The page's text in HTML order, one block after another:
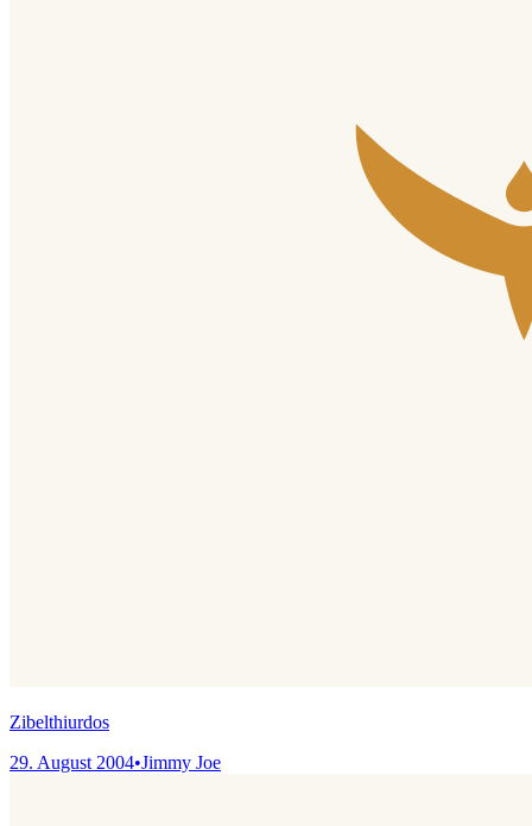
Zibelthiurdos
29. August 2004•Jimmy Joe